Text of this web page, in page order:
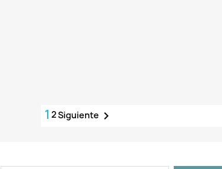
1 2Siguiente 